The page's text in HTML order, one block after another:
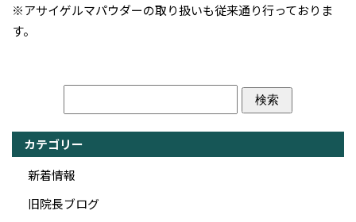
※アサイゲルマパウダーの取り扱いも従来通り行っておりま
す。
カテゴリー
新着情報
旧院長ブログ